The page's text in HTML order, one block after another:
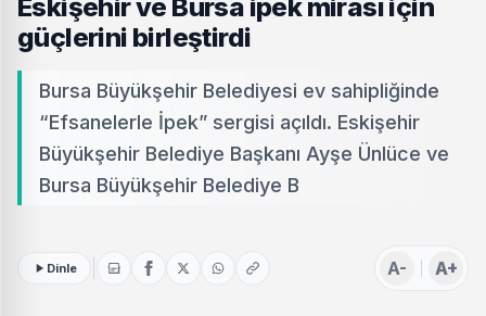
Eskişehir ve Bursa ipek mirası için
güçlerini birleştirdi
Bursa Büyükşehir Belediyesi ev sahipliğinde
“Efsanelerle İpek” sergisi açıldı. Eskişehir
Büyükşehir Belediye Başkanı Ayşe Ünlüce ve
Bursa Büyükşehir Belediye B
Dinle A- A+